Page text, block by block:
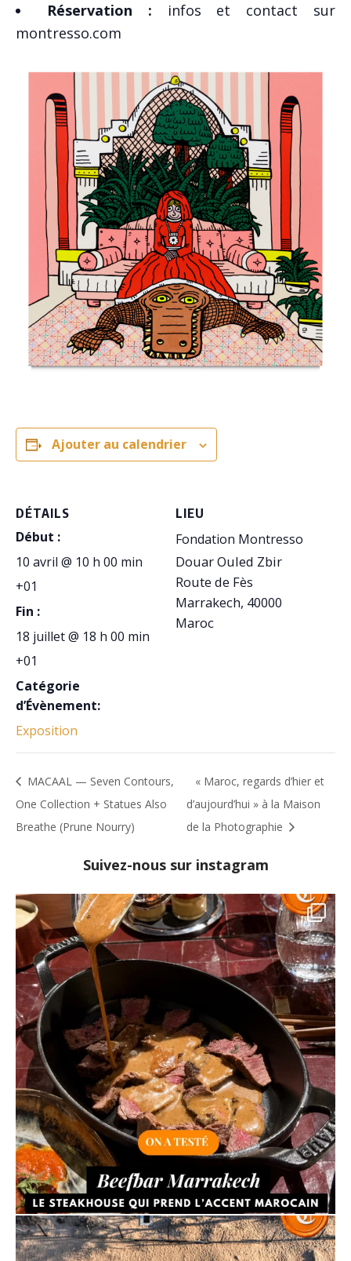
Réservation : infos et contact sur
montresso.com
Ajouter au calendrier
DÉTAILS
Début :
10 avril @ 10 h 00 min
+01
Fin :
18 juillet @ 18 h 00 min
+01
Catégorie
d’Évènement:
Exposition
LIEU
Fondation Montresso
Douar Ouled Zbir
Route de Fès
Marrakech, 40000
Maroc
MACAAL — Seven Contours,
One Collection + Statues Also
Breathe (Prune Nourry)
« Maroc, regards d’hier et
d’aujourd’hui » à la Maison
de la Photographie
Suivez-nous sur instagram